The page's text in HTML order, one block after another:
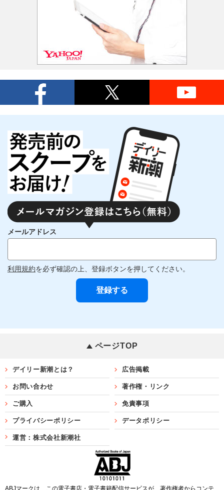
メールアドレス
利用規約を必ず確認の上、登録ボタンを押してください。
ページTOP
デイリー新潮とは？ 広告掲載
お問い合わせ 著作権・リンク
ご購入 免責事項
プライバシーポリシー データポリシー
運営：株式会社新潮社